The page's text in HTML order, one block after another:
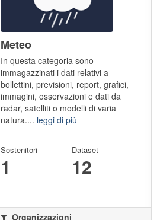
Meteo
In questa categoria sono
immagazzinati i dati relativi a
bollettini, previsioni, report, grafici,
immagini, osservazioni e dati da
radar, satelliti o modelli di varia
natura.... leggi di più
Sostenitori
1
Dataset
12
Organizzazioni